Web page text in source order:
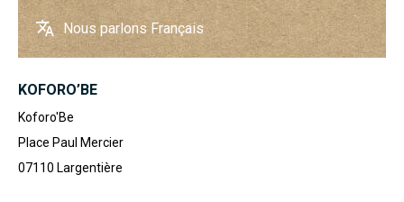
Nous parlons Français
KOFORO’BE
Koforo'Be
Place Paul Mercier
07110 Largentière